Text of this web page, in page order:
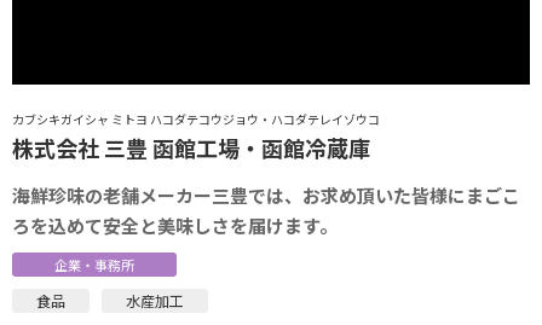
カブシキガイシャ ミトヨ ハコダテコウジョウ・ハコダテレイゾウコ
株式会社 三豊 函館工場・函館冷蔵庫
海鮮珍味の老舗メーカー三豊では、お求め頂いた皆様にまごこ
ろを込めて安全と美味しさを届けます。
企業・事務所
食品 水産加工